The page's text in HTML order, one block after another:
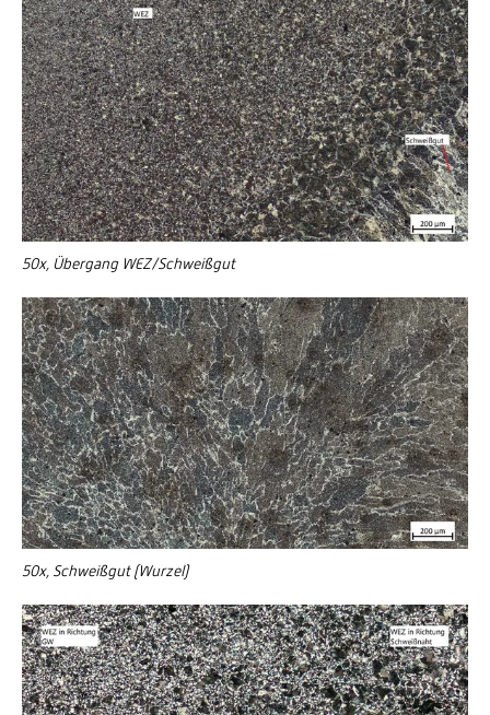
50x, Übergang WEZ/Schweißgut
50x, Schweißgut (Wurzel)